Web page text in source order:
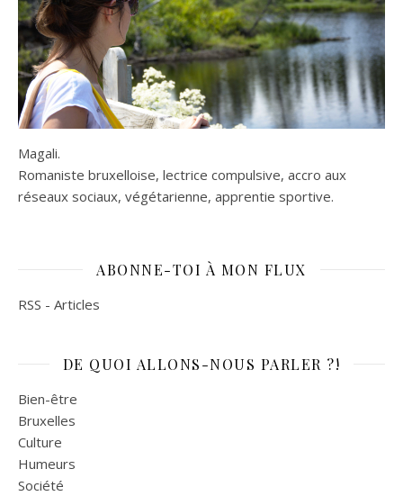
Magali.
Romaniste bruxelloise, lectrice compulsive, accro aux
réseaux sociaux, végétarienne, apprentie sportive.
ABONNE-TOI À MON FLUX
RSS - Articles
DE QUOI ALLONS-NOUS PARLER ?!
Bien-être
Bruxelles
Culture
Humeurs
Société